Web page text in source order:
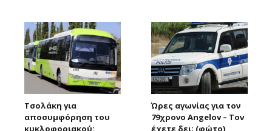
Τσολάκη για
αποσυμφόρηση του
κυκλοφοριακού:
Ώρες αγωνίας για τον
79χρονο Angelov – Τον
έχετε δει; (φώτο)